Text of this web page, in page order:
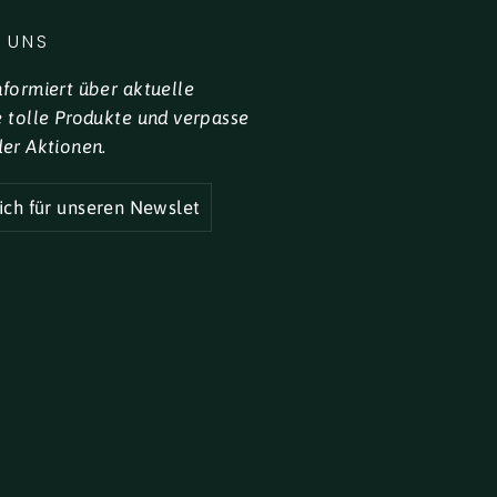
über aktuelle
tolle Produkte und verpasse
Aktionen.